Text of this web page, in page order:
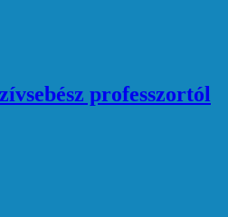
professzortól